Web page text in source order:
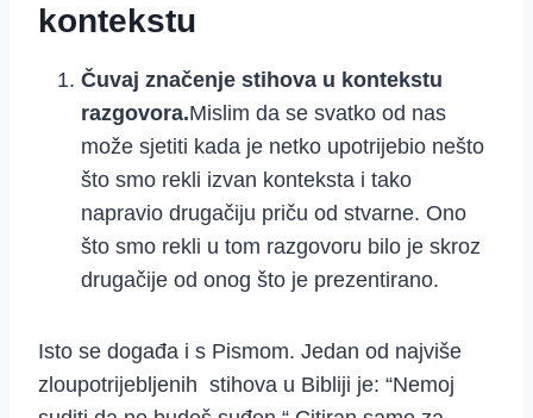
kontekstu
Čuvaj značenje stihova u kontekstu
razgovora.Mislim da se svatko od nas
može sjetiti kada je netko upotrijebio nešto
što smo rekli izvan konteksta i tako
napravio drugačiju priču od stvarne. Ono
što smo rekli u tom razgovoru bilo je skroz
drugačije od onog što je prezentirano.
Isto se događa i s Pismom. Jedan od najviše
zloupotrijebljenih stihova u Bibliji je: “Nemoj